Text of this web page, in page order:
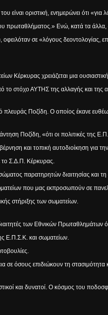
είναι οριστική, ενημερώνει ότι
πρωταθλήματος.» Ενώ, κατά τα
σε «λόγους δεοντολογίας,
Κέρκυρας χρειάζεται μια
το στόχο ΑΥΤΗΣ της αλλαγής και
πλευράς Ποζίδη. Ο οποίος έκανε
Ποζίδη, «ότι οι πολιτικές της
και τοπική αυτοδιοίκηση
το Σ.Δ.Π. Κέρκυρας.
παρατηρητών διαιτησίας και
που μας εκπροσωπούν σε
στήριξης των σωματείων.
των Εθνικών Πρωταθλημάτων
Ε.Π.Σ.Κ. και σωματείων.
σε όσους επιδιώκουν τη
και δυνατοί. Ο κόσμος του